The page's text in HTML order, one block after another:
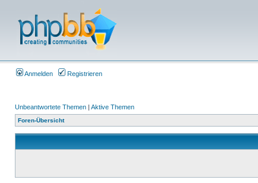
Anmelden Registrieren
Unbeantwortete Themen | Aktive Themen
Foren-Übersicht